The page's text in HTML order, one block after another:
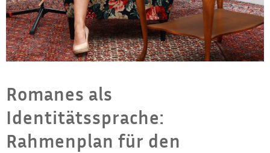
Romanes als
Identitätssprache:
Rahmenplan für den